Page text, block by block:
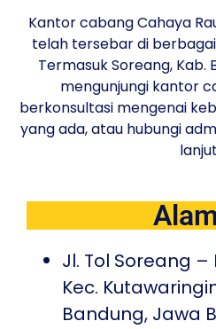
Kantor cabang Cahaya
telah tersebar di
Termasuk Soreang, Kab.
mengunjungi kantor
berkonsultasi mengenai
yang ada, atau hubungi
lanjut
Jl. Tol Soreang –
Kec.
Bandung, Jawa